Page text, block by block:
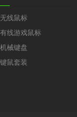
无线鼠标
有线游戏鼠标
机械键盘
键鼠套装